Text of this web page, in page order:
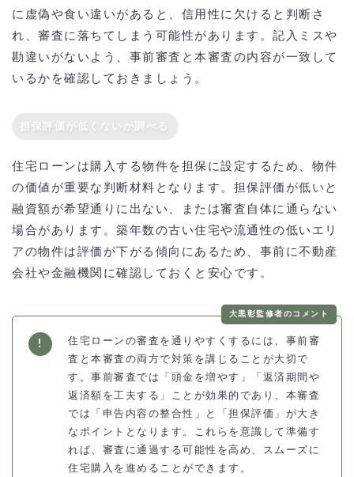
に虚偽や食い違いがあると、信用性に欠けると判断さ
れ、審査に落ちてしまう可能性があります。記入ミスや
勘違いがないよう、事前審査と本審査の内容が一致して
いるかを確認しておきましょう。
担保評価が低くないか調べる
住宅ローンは購入する物件を担保に設定するため、物件
の価値が重要な判断材料となります。担保評価が低いと
融資額が希望通りに出ない、または審査自体に通らない
場合があります。築年数の古い住宅や流通性の低いエリ
アの物件は評価が下がる傾向にあるため、事前に不動産
会社や金融機関に確認しておくと安心です。
大黒彰監修者のコメント
住宅ローンの審査を通りやすくするには、事前審
査と本審査の両方で対策を講じることが大切で
す。事前審査では「頭金を増やす」「返済期間や
返済額を工夫する」ことが効果的であり、本審査
では「申告内容の整合性」と「担保評価」が大き
なポイントとなります。これらを意識して準備す
れば、審査に通過する可能性を高め、スムーズに
住宅購入を進めることができます。